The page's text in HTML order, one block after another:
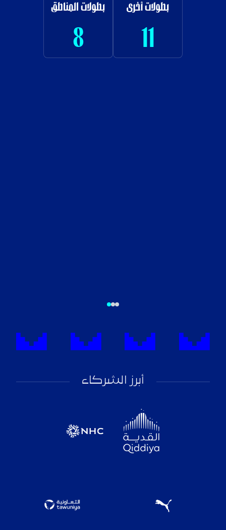
بطولات أخرى
11
بطولات المناطق
8
أبرز الشركاء